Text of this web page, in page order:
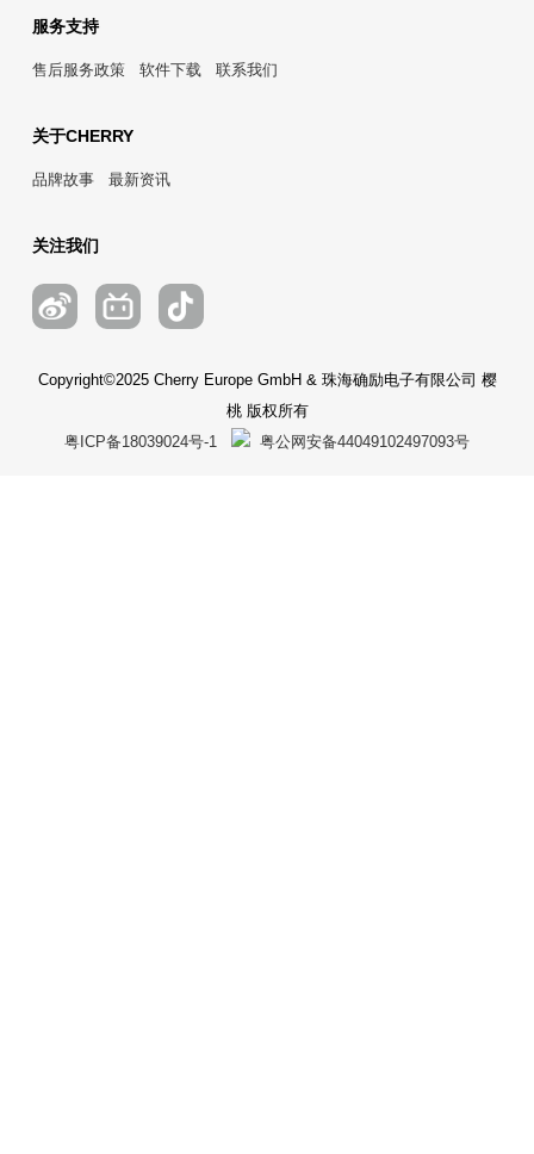
服务支持
售后服务政策 软件下载 联系我们
关于CHERRY
品牌故事 最新资讯
关注我们
Copyright©2025 Cherry Europe GmbH & 珠海确励电子有限公司 樱
桃 版权所有
粤ICP备18039024号-1
粤公网安备44049102497093号